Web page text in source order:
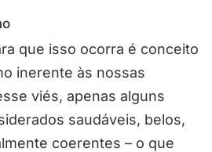
que isso ocorra é conceito
inerente às nossas
viés, apenas alguns
saudáveis, belos,
coerentes – o que